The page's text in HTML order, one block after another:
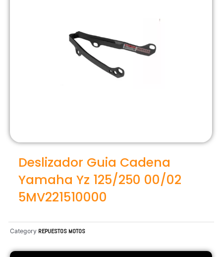
Deslizador Guia Cadena
Yamaha Yz 125/250 00/02
5MV221510000
Category REPUESTOS MOTOS